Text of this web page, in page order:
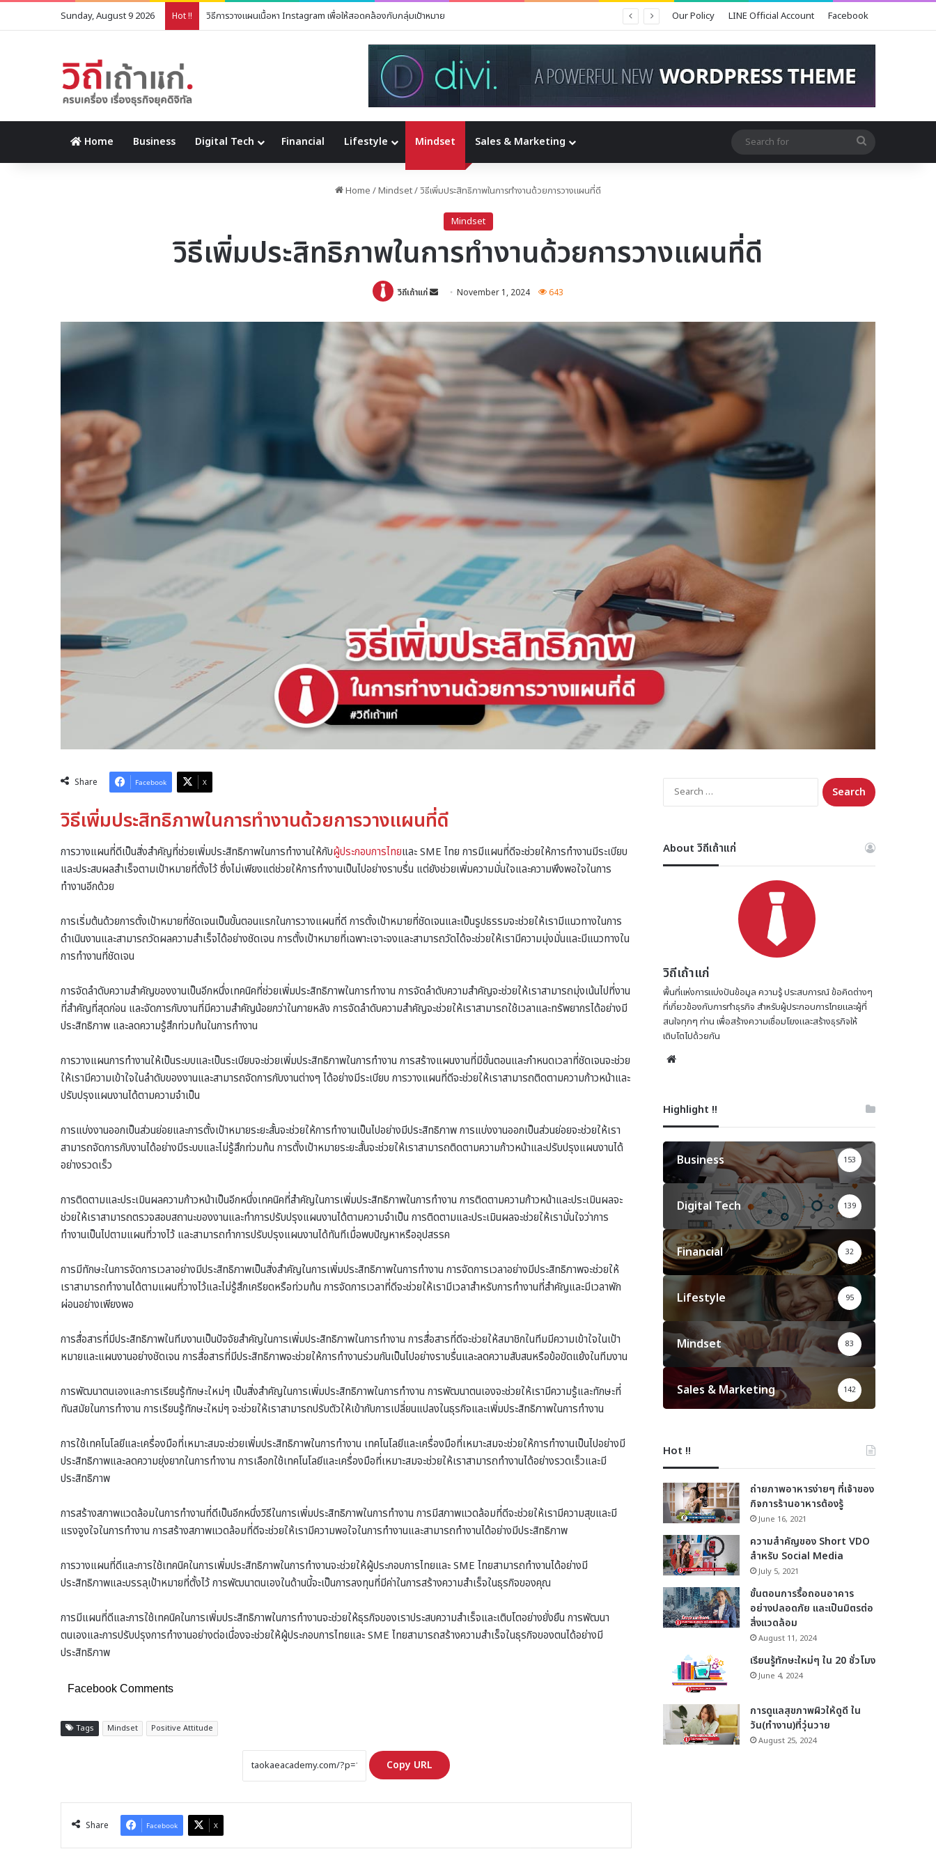
Sunday, August 9 2026 Hot !! วิธีการวางแผนเนื้อหา Instagram เพื่อให้สอดคล้องกับกลุ่มเป้าหมาย Our Policy LINE Official Account Facebook
Home Business Digital Tech Financial Lifestyle Mindset Sales & Marketing
Search
for
Home /Mindset/วิธีเพิ่มประสิทธิภาพในการทำงานด้วยการวางแผนที่ดี
Mindset
วิธีเพิ่มประสิทธิภาพในการทำงานด้วยการวางแผนที่ดี
วิถีเถ้าแก่
Send
email
November 1, 2024 643
Share Facebook X
วิธีเพิ่มประสิทธิภาพในการทำงานด้วยการวางแผนที่ดี
การวางแผนที่ดีเป็นสิ่งสำคัญที่ช่วยเพิ่มประสิทธิภาพในการทำงานให้กับผู้ประกอบการไทยและ SME ไทย การมีแผนที่ดีจะช่วยให้การทำงานมีระเบียบ
และประสบผลสำเร็จตามเป้าหมายที่ตั้งไว้ ซึ่งไม่เพียงแต่ช่วยให้การทำงานเป็นไปอย่างราบรื่น แต่ยังช่วยเพิ่มความมั่นใจและความพึงพอใจในการ
ทำงานอีกด้วย
การเริ่มต้นด้วยการตั้งเป้าหมายที่ชัดเจนเป็นขั้นตอนแรกในการวางแผนที่ดี การตั้งเป้าหมายที่ชัดเจนและเป็นรูปธรรมจะช่วยให้เรามีแนวทางในการ
ดำเนินงานและสามารถวัดผลความสำเร็จได้อย่างชัดเจน การตั้งเป้าหมายที่เฉพาะเจาะจงและสามารถวัดได้จะช่วยให้เรามีความมุ่งมั่นและมีแนวทางใน
การทำงานที่ชัดเจน
การจัดลำดับความสำคัญของงานเป็นอีกหนึ่งเทคนิคที่ช่วยเพิ่มประสิทธิภาพในการทำงาน การจัดลำดับความสำคัญจะช่วยให้เราสามารถมุ่งเน้นไปที่งาน
ที่สำคัญที่สุดก่อน และจัดการกับงานที่มีความสำคัญน้อยกว่าในภายหลัง การจัดลำดับความสำคัญจะช่วยให้เราสามารถใช้เวลาและทรัพยากรได้อย่างมี
ประสิทธิภาพ และลดความรู้สึกท่วมท้นในการทำงาน
การวางแผนการทำงานให้เป็นระบบและเป็นระเบียบจะช่วยเพิ่มประสิทธิภาพในการทำงาน การสร้างแผนงานที่มีขั้นตอนและกำหนดเวลาที่ชัดเจนจะช่วย
ให้เรามีความเข้าใจในลำดับของงานและสามารถจัดการกับงานต่างๆ ได้อย่างมีระเบียบ การวางแผนที่ดีจะช่วยให้เราสามารถติดตามความก้าวหน้าและ
ปรับปรุงแผนงานได้ตามความจำเป็น
การแบ่งงานออกเป็นส่วนย่อยและการตั้งเป้าหมายระยะสั้นจะช่วยให้การทำงานเป็นไปอย่างมีประสิทธิภาพ การแบ่งงานออกเป็นส่วนย่อยจะช่วยให้เรา
สามารถจัดการกับงานได้อย่างมีระบบและไม่รู้สึกท่วมท้น การตั้งเป้าหมายระยะสั้นจะช่วยให้เราสามารถติดตามความก้าวหน้าและปรับปรุงแผนงานได้
อย่างรวดเร็ว
การติดตามและประเมินผลความก้าวหน้าเป็นอีกหนึ่งเทคนิคที่สำคัญในการเพิ่มประสิทธิภาพในการทำงาน การติดตามความก้าวหน้าและประเมินผลจะ
ช่วยให้เราสามารถตรวจสอบสถานะของงานและทำการปรับปรุงแผนงานได้ตามความจำเป็น การติดตามและประเมินผลจะช่วยให้เรามั่นใจว่าการ
ทำงานเป็นไปตามแผนที่วางไว้ และสามารถทำการปรับปรุงแผนงานได้ทันทีเมื่อพบปัญหาหรืออุปสรรค
การมีทักษะในการจัดการเวลาอย่างมีประสิทธิภาพเป็นสิ่งสำคัญในการเพิ่มประสิทธิภาพในการทำงาน การจัดการเวลาอย่างมีประสิทธิภาพจะช่วยให้
เราสามารถทำงานได้ตามแผนที่วางไว้และไม่รู้สึกเครียดหรือท่วมท้น การจัดการเวลาที่ดีจะช่วยให้เรามีเวลาสำหรับการทำงานที่สำคัญและมีเวลาพัก
ผ่อนอย่างเพียงพอ
การสื่อสารที่มีประสิทธิภาพในทีมงานเป็นปัจจัยสำคัญในการเพิ่มประสิทธิภาพในการทำงาน การสื่อสารที่ดีจะช่วยให้สมาชิกในทีมมีความเข้าใจในเป้า
หมายและแผนงานอย่างชัดเจน การสื่อสารที่มีประสิทธิภาพจะช่วยให้การทำงานร่วมกันเป็นไปอย่างราบรื่นและลดความสับสนหรือข้อขัดแย้งในทีมงาน
การพัฒนาตนเองและการเรียนรู้ทักษะใหม่ๆ เป็นสิ่งสำคัญในการเพิ่มประสิทธิภาพในการทำงาน การพัฒนาตนเองจะช่วยให้เรามีความรู้และทักษะที่
ทันสมัยในการทำงาน การเรียนรู้ทักษะใหม่ๆ จะช่วยให้เราสามารถปรับตัวให้เข้ากับการเปลี่ยนแปลงในธุรกิจและเพิ่มประสิทธิภาพในการทำงาน
การใช้เทคโนโลยีและเครื่องมือที่เหมาะสมจะช่วยเพิ่มประสิทธิภาพในการทำงาน เทคโนโลยีและเครื่องมือที่เหมาะสมจะช่วยให้การทำงานเป็นไปอย่างมี
ประสิทธิภาพและลดความยุ่งยากในการทำงาน การเลือกใช้เทคโนโลยีและเครื่องมือที่เหมาะสมจะช่วยให้เราสามารถทำงานได้อย่างรวดเร็วและมี
ประสิทธิภาพ
การสร้างสภาพแวดล้อมในการทำงานที่ดีเป็นอีกหนึ่งวิธีในการเพิ่มประสิทธิภาพในการทำงาน การมีสภาพแวดล้อมที่ดีจะช่วยให้เรามีความสุขและมี
แรงจูงใจในการทำงาน การสร้างสภาพแวดล้อมที่ดีจะช่วยให้เรามีความพอใจในการทำงานและสามารถทำงานได้อย่างมีประสิทธิภาพ
การวางแผนที่ดีและการใช้เทคนิคในการเพิ่มประสิทธิภาพในการทำงานจะช่วยให้ผู้ประกอบการไทยและ SME ไทยสามารถทำงานได้อย่างมี
ประสิทธิภาพและบรรลุเป้าหมายที่ตั้งไว้ การพัฒนาตนเองในด้านนี้จะเป็นการลงทุนที่มีค่าในการสร้างความสำเร็จในธุรกิจของคุณ
การมีแผนที่ดีและการใช้เทคนิคในการเพิ่มประสิทธิภาพในการทำงานจะช่วยให้ธุรกิจของเราประสบความสำเร็จและเติบโตอย่างยั่งยืน การพัฒนา
ตนเองและการปรับปรุงการทำงานอย่างต่อเนื่องจะช่วยให้ผู้ประกอบการไทยและ SME ไทยสามารถสร้างความสำเร็จในธุรกิจของตนได้อย่างมี
ประสิทธิภาพ
Facebook Comments
Tags Mindset Positive Attitude
Copy URL
Share Facebook X
Search
for:
About วิถีเถ้าแก่
วิถีเถ้าแก่
พื้นที่แห่งการแบ่งปันข้อมูล ความรู้ ประสบการณ์ ข้อคิดต่างๆ
ที่เกี่ยวข้องกับการทำธุรกิจ สำหรับผู้ประกอบการไทยและผู้ที่
สนใจทุกๆ ท่าน เพื่อสร้างความเชื่อมโยงและสร้างธุรกิจให้
เติบโตไปด้วยกัน
Highlight !!
Business 153
Digital Tech 139
Financial 32
Lifestyle 95
Mindset 83
Sales & Marketing 142
Hot !!
ถ่ายภาพอาหารง่ายๆ ที่เจ้าของ
กิจการร้านอาหารต้องรู้
June 16, 2021
ความสำคัญของ Short VDO
สำหรับ Social Media
July 5, 2021
ขั้นตอนการรื้อถอนอาคาร
อย่างปลอดภัย และเป็นมิตรต่อ
สิ่งแวดล้อม
August 11, 2024
เรียนรู้ทักษะใหม่ๆ ใน 20 ชั่วโมง
June 4, 2024
การดูแลสุขภาพผิวให้ดูดี ใน
วัน(ทำงาน)ที่วุ่นวาย
August 25, 2024